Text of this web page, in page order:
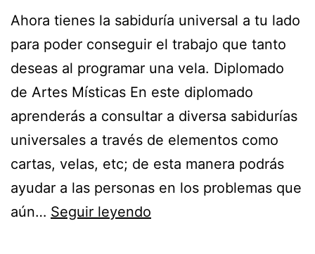
Ahora tienes la sabiduría universal a tu lado
para poder conseguir el trabajo que tanto
deseas al programar una vela. Diplomado
de Artes Místicas En este diplomado
aprenderás a consultar a diversa sabidurías
universales a través de elementos como
cartas, velas, etc; de esta manera podrás
ayudar a las personas en los problemas que
aún… Seguir leyendo